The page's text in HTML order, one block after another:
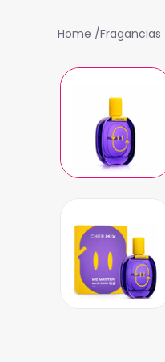
Fragancias